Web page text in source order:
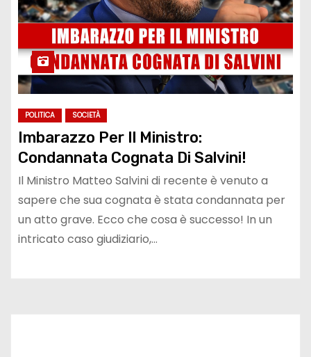
POLITICA SOCIETÀ
Imbarazzo Per Il Ministro:
Condannata Cognata Di Salvini!
Il Ministro Matteo Salvini di recente è venuto a
sapere che sua cognata è stata condannata per
un atto grave. Ecco che cosa è successo! In un
intricato caso giudiziario,…